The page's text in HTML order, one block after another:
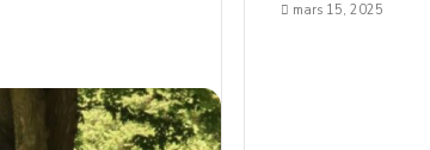
mars 15, 2025